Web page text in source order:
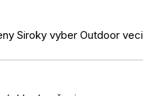
Siroky vyber Outdoor veci